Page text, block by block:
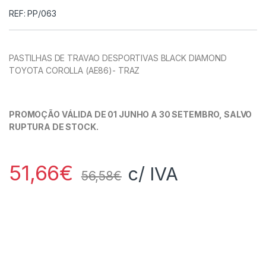
REF: PP/063
PASTILHAS DE TRAVAO DESPORTIVAS BLACK DIAMOND
TOYOTA COROLLA (AE86)- TRAZ
PROMOÇÃO VÁLIDA DE 01 JUNHO A 30 SETEMBRO, SALVO
RUPTURA DE STOCK.
51,66€ 56,58€ c/ IVA